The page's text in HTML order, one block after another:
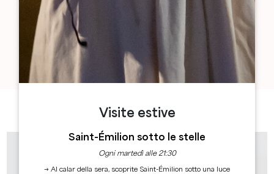
LIEN 2
Visite estive
Saint-Émilion sotto le stelle
Ogni martedì alle 21:30
→ Al calar della sera, scoprite Saint-Émilion sotto una luce